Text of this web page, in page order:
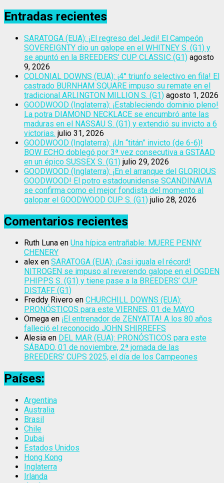
Entradas recientes
SARATOGA (EUA): ¡El regreso del Jedi! El Campeón
SOVEREIGNTY dio un galope en el WHITNEY S. (G1) y
se apuntó en la BREEDERS’ CUP CLASSIC (G1) agosto
9, 2026
COLONIAL DOWNS (EUA): ¡4° triunfo selectivo en fila! El
castrado BURNHAM SQUARE impuso su remate en el
tradicional ARLINGTON MILLION S. (G1) agosto 1, 2026
GOODWOOD (Inglaterra): ¡Estableciendo dominio pleno!
La potra DIAMOND NECKLACE se encumbró ante las
maduras en el NASSAU S. (G1) y extendió su invicto a 6
victorias. julio 31, 2026
GOODWOOD (Inglaterra): ¡Un “titán” invicto (de 6-6)!
BOW ECHO doblegó por 3ª vez consecutiva a GSTAAD
en un épico SUSSEX S. (G1) julio 29, 2026
GOODWOOD (Inglaterra): ¡En el arranque del GLORIOUS
GOODWOOD! El potro estadounidense SCANDINAVIA
se confirma como el mejor fondista del momento al
galopar el GOODWOOD CUP S. (G1) julio 28, 2026
Comentarios recientes
Ruth Luna en Una hípica entrañable: MUERE PENNY
CHENERY
alex en SARATOGA (EUA): ¡Casi iguala el récord!
NITROGEN se impuso al reverendo galope en el OGDEN
PHIPPS S. (G1) y tiene pase a la BREEDERS’ CUP
DISTAFF (G1)
Freddy Rivero en CHURCHILL DOWNS (EUA):
PRONÓSTICOS para este VIERNES, 01 de MAYO
Omega en ¡El entrenador de ZENYATTA! A los 80 años
falleció el reconocido JOHN SHIRREFFS
Alesia en DEL MAR (EUA): PRONÓSTICOS para este
SÁBADO, 01 de noviembre, 2ª jornada de las
BREEDERS’ CUPS 2025, el día de los Campeones
Países:
Argentina
Australia
Brasil
Chile
Dubai
Estados Unidos
Hong Kong
Inglaterra
Irlanda